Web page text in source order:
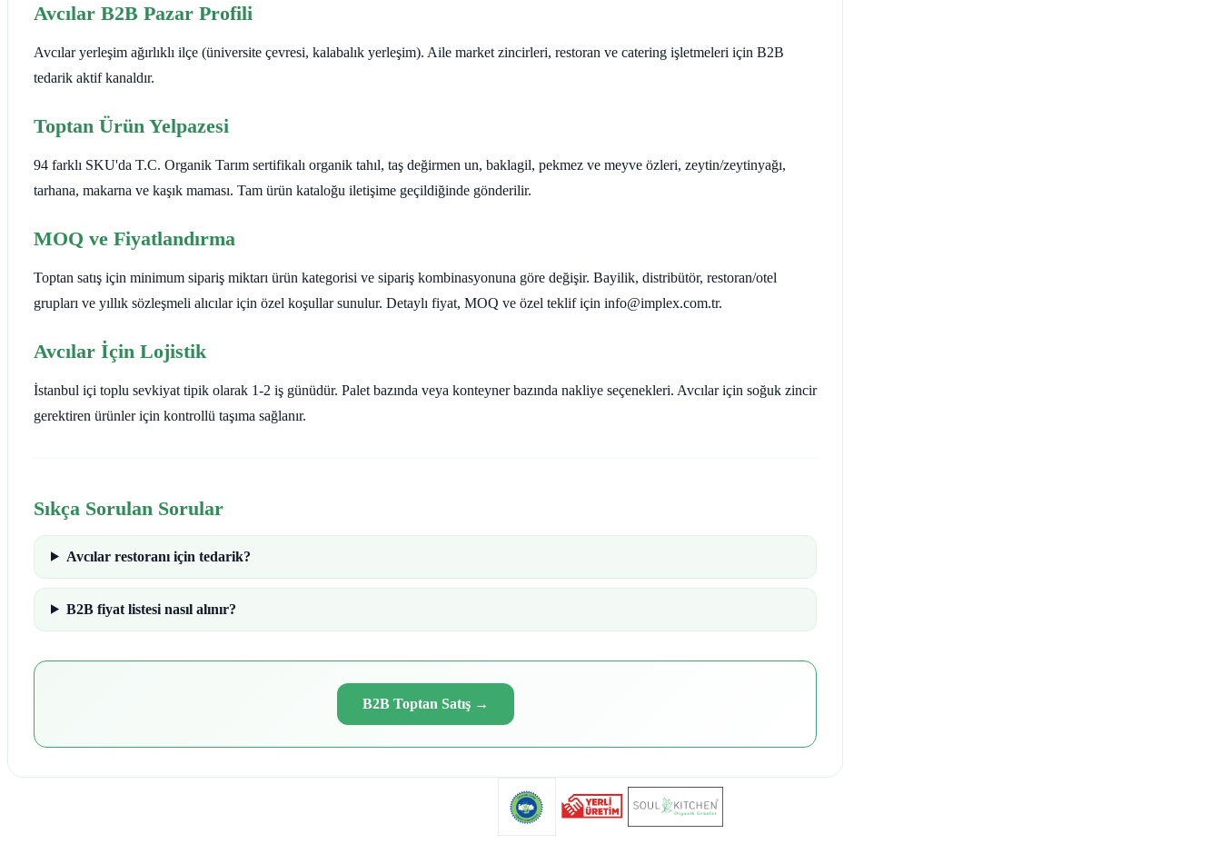
Avcılar B2B Pazar Profili
Avcılar yerleşim ağırlıklı ilçe (üniversite çevresi, kalabalık yerleşim). Aile market zincirleri, restoran ve catering işletmeleri için B2B
tedarik aktif kanaldır.
Toptan Ürün Yelpazesi
94 farklı SKU'da T.C. Organik Tarım sertifikalı organik tahıl, taş değirmen un, baklagil, pekmez ve meyve özleri, zeytin/zeytinyağı,
tarhana, makarna ve kaşık maması. Tam ürün kataloğu iletişime geçildiğinde gönderilir.
MOQ ve Fiyatlandırma
Toptan satış için minimum sipariş miktarı ürün kategorisi ve sipariş kombinasyonuna göre değişir. Bayilik, distribütör, restoran/otel
grupları ve yıllık sözleşmeli alıcılar için özel koşullar sunulur. Detaylı fiyat, MOQ ve özel teklif için info@implex.com.tr.
Avcılar İçin Lojistik
İstanbul içi toplu sevkiyat tipik olarak 1-2 iş günüdür. Palet bazında veya konteyner bazında nakliye seçenekleri. Avcılar için soğuk zincir
gerektiren ürünler için kontrollü taşıma sağlanır.
Sıkça Sorulan Sorular
Avcılar restoranı için tedarik?
B2B fiyat listesi nasıl alınır?
B2B Toptan Satış→